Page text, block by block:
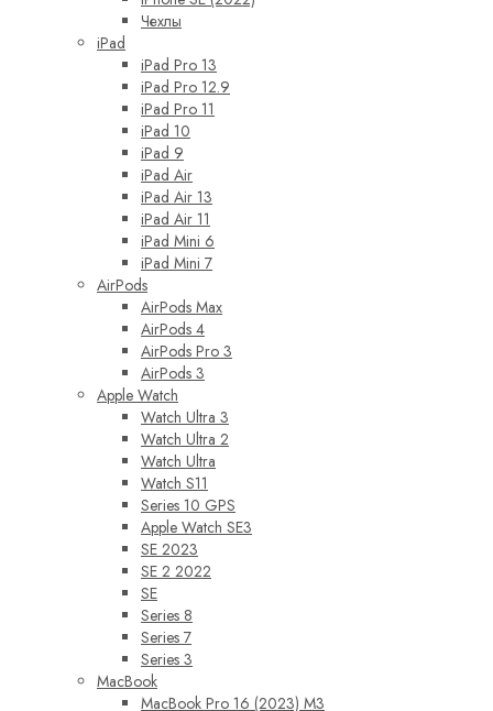
Чехлы
iPad
iPad Pro 13
iPad Pro 12.9
iPad Pro 11
iPad 10
iPad 9
iPad Air
iPad Air 13
iPad Air 11
iPad Mini 6
iPad Mini 7
AirPods
AirPods Max
AirPods 4
AirPods Pro 3
AirPods 3
Apple Watch
Watch Ultra 3
Watch Ultra 2
Watch Ultra
Watch S11
Series 10 GPS
Apple Watch SE3
SE 2023
SE 2 2022
SE
Series 8
Series 7
Series 3
MacBook
MacBook Pro 16 (2023) M3